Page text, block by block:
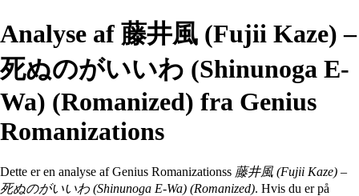
Analyse af 藤井風 (Fujii Kaze) –
死ぬのがいいわ (Shinunoga E-
Wa) (Romanized) fra Genius
Romanizations
Dette er en analyse af Genius Romanizationss 藤井風 (Fujii Kaze) –
死ぬのがいいわ (Shinunoga E-Wa) (Romanized). Hvis du er på